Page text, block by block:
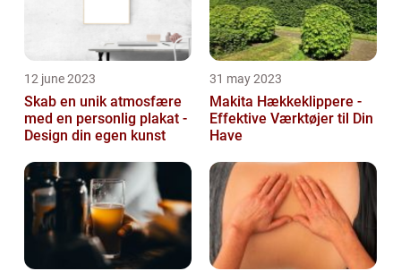
12 june 2023
Skab en unik atmosfære
med en personlig plakat -
Design din egen kunst
31 may 2023
Makita Hækkeklippere -
Effektive Værktøjer til Din
Have